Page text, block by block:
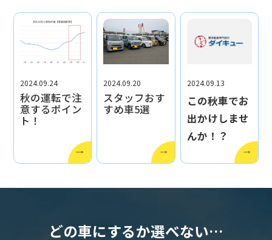
2024.09.24
秋の運転で注
意するポイン
ト！
2024.09.20
スタッフおす
すめ車5選
2024.09.13
この秋車でお
出かけしませ
んか！？
どの車にするか選べない…